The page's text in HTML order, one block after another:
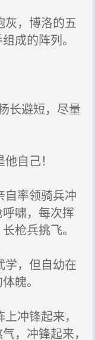
，博洛的五
成的阵列。
长避短，尽量
自己！
率领骑兵冲
啸，每次挥
枪兵挑飞。
，但自幼在
魄。
冲锋起来，
，冲锋起来，